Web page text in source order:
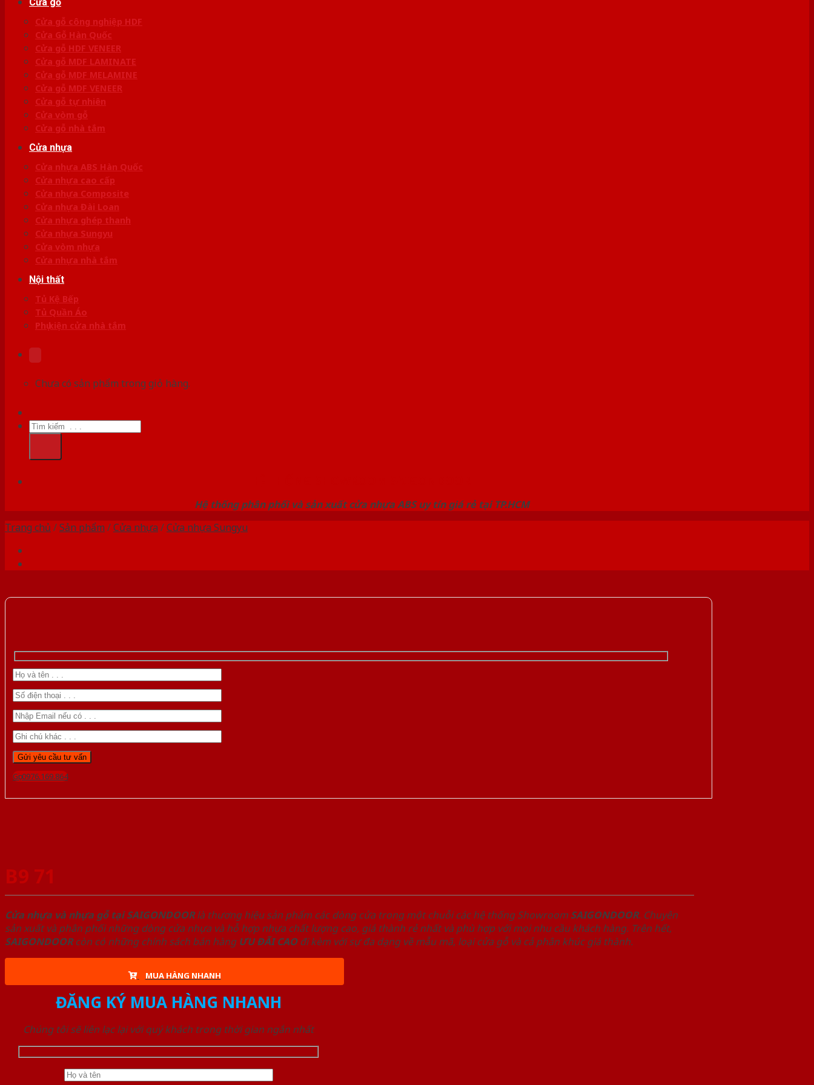
Cửa gỗ công nghiệp HDF
Cửa Gỗ Hàn Quốc
Cửa gỗ HDF VENEER
Cửa gỗ MDF LAMINATE
Cửa gỗ MDF MELAMINE
Cửa gỗ MDF VENEER
Cửa gỗ tự nhiên
Cửa vòm gỗ
Cửa gỗ nhà tắm
Cửa nhựa
Cửa nhựa ABS Hàn Quốc
Cửa nhựa cao cấp
Cửa nhựa Composite
Cửa nhựa Đài Loan
Cửa nhựa ghép thanh
Cửa nhựa Sungyu
Cửa vòm nhựa
Cửa nhựa nhà tắm
Nội thất
Tủ Kệ Bếp
Tủ Quần Áo
Phụ kiện cửa nhà tắm
Chưa có sản phẩm trong giỏ hàng.
Tìm
kiếm:
Hệ thống phân phối và sản xuất cửa nhựa ABS uy tín giá rẻ tại TP.HCM
Trang chủ /Sản phẩm /Cửa nhựa /Cửa nhựa Sungyu
Gọi 0976.169.864
B9 71
Cửa nhựa và nhựa gỗ tại SAIGONDOORlà thương hiệu sản phẩm các dòng cửa trong một chuỗi các hệ thống Showroom SAIGONDOOR. Chuyên
sản xuất và phân phối những dòng cửa nhựa và hỗ hợp nhựa chất lượng cao, giá thành rẻ nhất và phù hợp với mọi nhu cầu khách hàng. Trên hết,
SAIGONDOORcòn có những chính sách bán hàng ƯU ĐÃI CAOđi kèm với sự đa dạng về mẫu mã, loại cửa gỗ và cả phân khúc giá thành.
MUA HÀNG NHANH
ĐĂNG KÝ MUA HÀNG NHANH
Chúng tôi sẽ liên lạc lại với quý khách trong thời gian ngắn nhất